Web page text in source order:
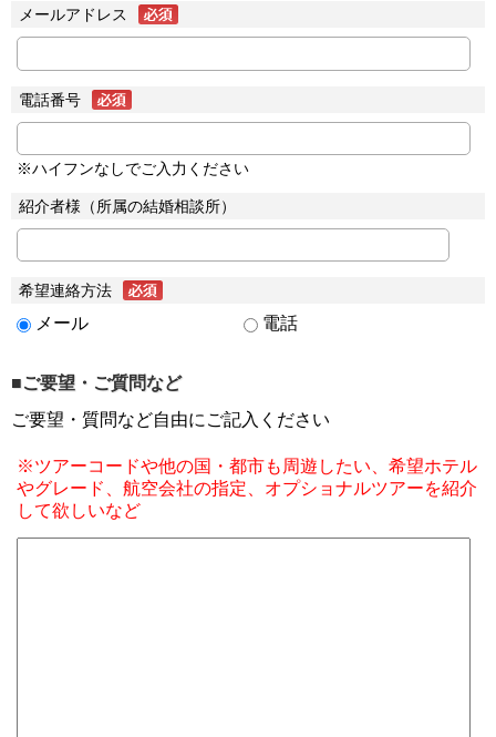
メールアドレス
電話番号
※ハイフンなしでご入力ください
紹介者様（所属の結婚相談所）
希望連絡方法
メール 電話
■ご要望・ご質問など
ご要望・質問など自由にご記入ください
※ツアーコードや他の国・都市も周遊したい、希望ホテル
やグレード、航空会社の指定、オプショナルツアーを紹介
して欲しいなど